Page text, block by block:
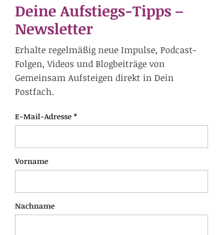
Deine Aufstiegs-Tipps –
Newsletter
Erhalte regelmäßig neue Impulse, Podcast-
Folgen, Videos und Blogbeiträge von
Gemeinsam Aufsteigen direkt in Dein
Postfach.
E-Mail-Adresse *
Vorname
Nachname